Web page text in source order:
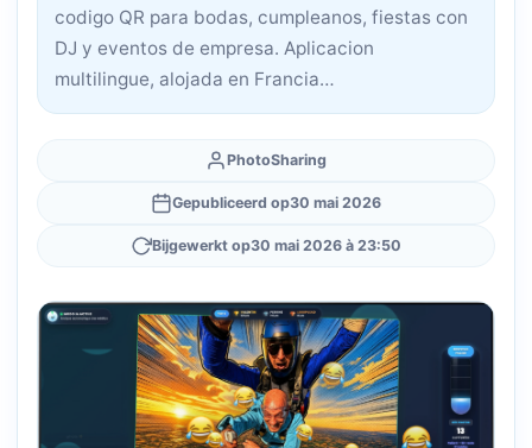
codigo QR para bodas, cumpleanos, fiestas con
DJ y eventos de empresa. Aplicacion
multilingue, alojada en Francia…
PhotoSharing
Gepubliceerd op30 mai 2026
Bijgewerkt op30 mai 2026 à 23:50